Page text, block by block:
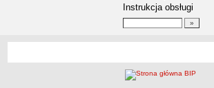
Instrukcja obsługi